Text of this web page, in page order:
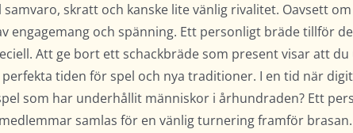
skratt och kanske lite vänlig rivalitet. Oavsett
engagemang och spänning. Ett personligt bräde tillför
Att ge bort ett schackbräde som present visar att
perfekta tiden för spel och nya traditioner. I en tid när
som har underhållit människor i århundraden? Ett
samlas för en vänlig turnering framför